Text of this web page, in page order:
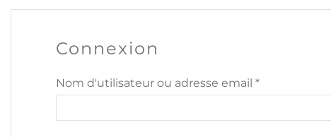
Connexion
Nom d'utilisateur ou adresse email *